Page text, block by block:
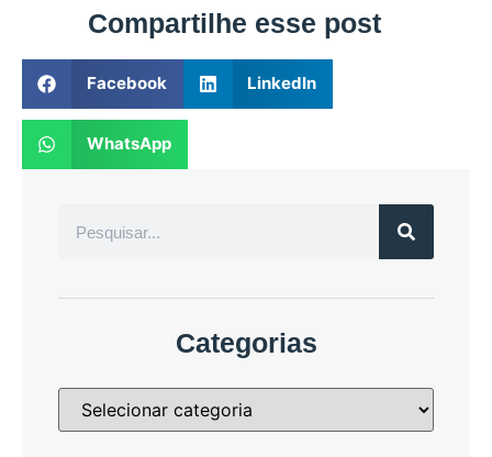
Compartilhe esse post
Facebook LinkedIn
WhatsApp
Categorias